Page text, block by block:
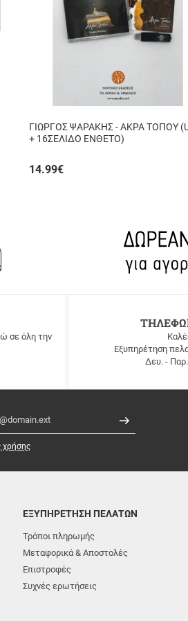
ΓΙΩΡΓΟΣ ΨΑΡΑΚΗΣ - ΑΚΡΑ ΤΟΠΟΥ
+ 16ΣΕΛΙΔΟ ΕΝΘΕΤΟ)
14.99€
σε όλη την
Εξυπηρέτηση
Δευ. -
Εγγραφή
χρήσης
ΕΞΥΠΗΡΕΤΗΣΗ ΠΕΛΑΤΩΝ
Τρόποι πληρωμής
Μεταφορικά & Αποστολές
Επιστροφές
Συχνές ερωτήσεις